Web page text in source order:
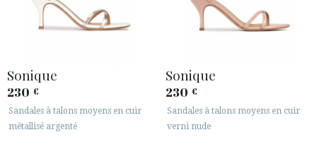
Sonique
230 €
Sandales à talons moyens en cuir
métallisé argenté
Sonique
230 €
Sandales à talons moyens en cuir
verni nude